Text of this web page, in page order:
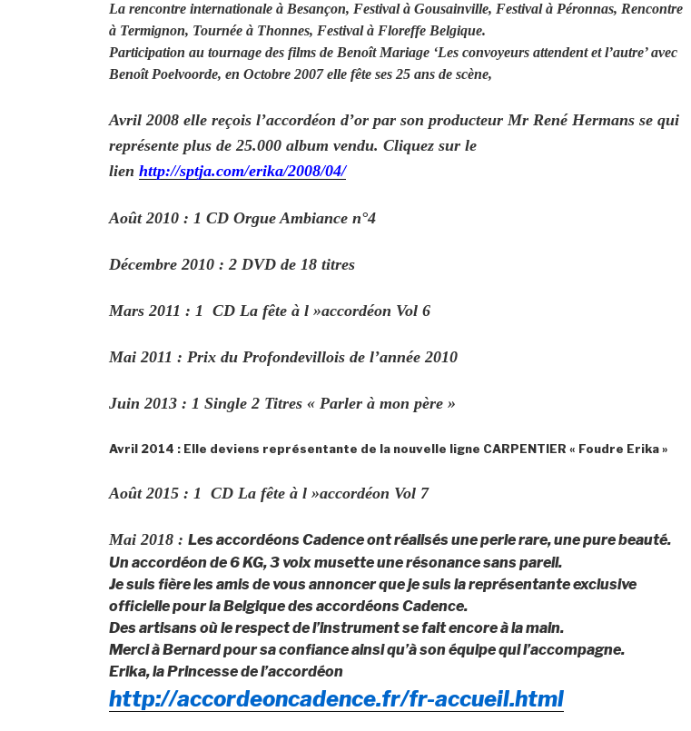
La rencontre internationale à Besançon, Festival à Gousainville, Festival à Péronnas, Rencontre
à Termignon, Tournée à Thonnes, Festival à Floreffe Belgique.
Participation au tournage des films de Benoît Mariage ‘Les convoyeurs attendent et l’autre’ avec
Benoît Poelvoorde, en Octobre 2007 elle fête ses 25 ans de scène,
Avril 2008 elle reçois l’accordéon d’or par son producteur Mr René Hermans se qui
représente plus de 25.000 album vendu. Cliquez sur le
lien http://sptja.com/erika/2008/04/
Août 2010 : 1 CD Orgue Ambiance n°4
Décembre 2010 : 2 DVD de 18 titres
Mars 2011 : 1 CD La fête à l »accordéon Vol 6
Mai 2011 : Prix du Profondevillois de l’année 2010
Juin 2013 : 1 Single 2 Titres « Parler à mon père »
Avril 2014 : Elle deviens représentante de la nouvelle ligne CARPENTIER « Foudre Erika »
Août 2015 : 1 CD La fête à l »accordéon Vol 7
Mai 2018 : Les accordéons Cadence ont réalisés une perle rare, une pure beauté.
Un accordéon de 6 KG, 3 voix musette une résonance sans pareil.
Je suis fière les amis de vous annoncer que je suis la représentante exclusive
officielle pour la Belgique des accordéons Cadence.
Des artisans où le respect de l’instrument se fait encore à la main.
Merci à Bernard pour sa confiance ainsi qu’à son équipe qui l’accompagne.
Erika, la Princesse de l’accordéon
http://accordeoncadence.fr/fr-accueil.html